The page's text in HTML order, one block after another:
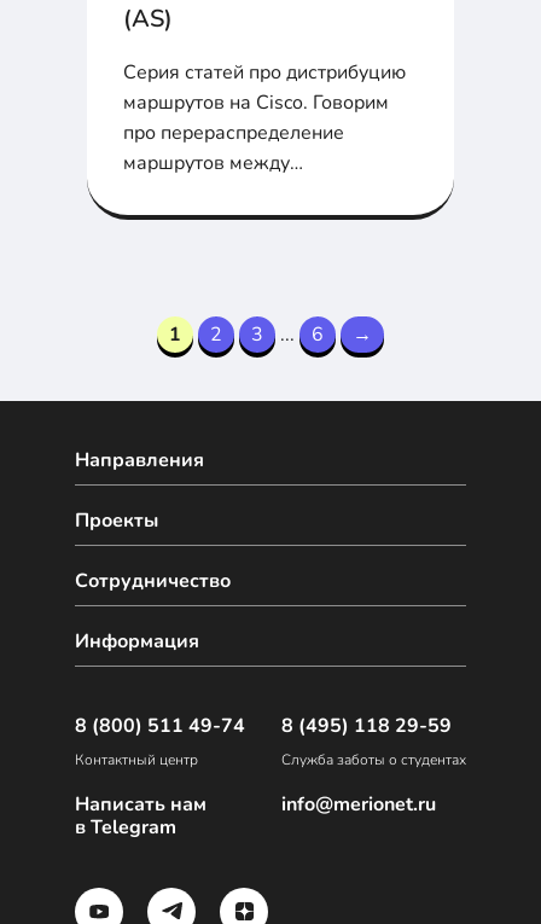
(AS)
Серия статей про дистрибуцию
маршрутов на Cisco. Говорим
про перераспределение
маршрутов между
1 2 3 ... 6 →
Направления
Сотрудничество
Проекты
Информация
8 (800) 511 49-74
Контактный центр
Написать нам
в Telegram
8 (495) 118 29-59
Служба заботы о студентах
info@merionet.ru